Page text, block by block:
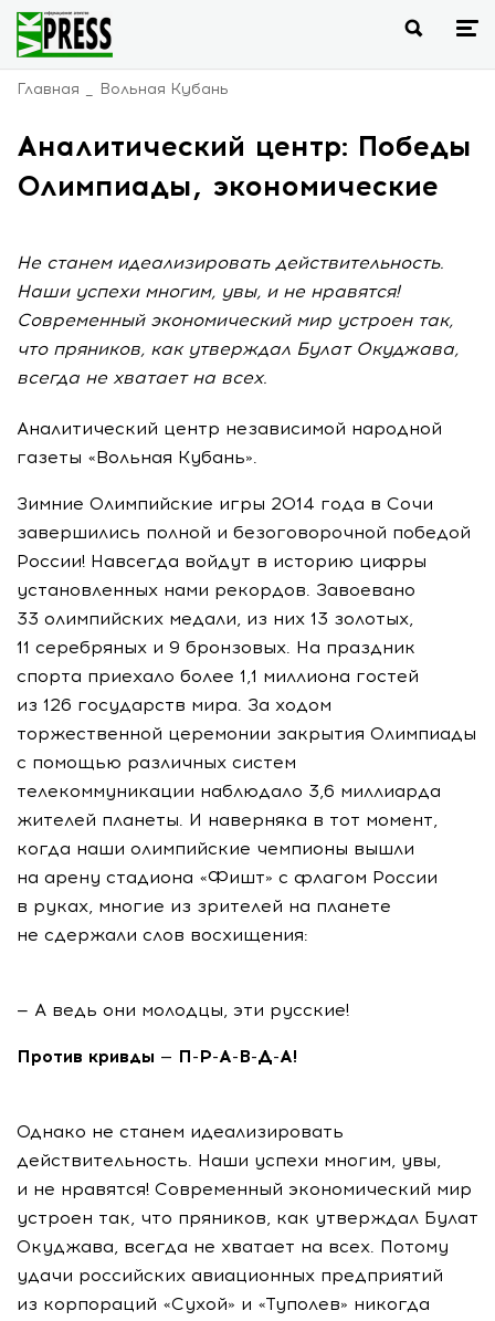
Главная Вольная Кубань
Аналитический центр: Победы
Олимпиады, экономические
Не станем идеализировать действительность.
Наши успехи многим, увы, и не нравятся!
Современный экономический мир устроен так,
что пряников, как утверждал Булат Окуджава,
всегда не хватает на всех.
Аналитический центр независимой народной
газеты «Вольная Кубань».
Зимние Олимпийские игры 2014 года в Сочи
завершились полной и безоговорочной победой
России! Навсегда войдут в историю цифры
установленных нами рекордов. Завоевано
33 олимпийских медали, из них 13 золотых,
11 серебряных и 9 бронзовых. На праздник
спорта приехало более 1,1 миллиона гостей
из 126 государств мира. За ходом
торжественной церемонии закрытия Олимпиады
с помощью различных систем
телекоммуникации наблюдало 3,6 миллиарда
жителей планеты. И наверняка в тот момент,
когда наши олимпийские чемпионы вышли
на арену стадиона «Фишт» с флагом России
в руках, многие из зрителей на планете
не сдержали слов восхищения:
— А ведь они молодцы, эти русские!
Против кривды — П-Р-А-В-Д-А!
Однако не станем идеализировать
действительность. Наши успехи многим, увы,
и не нравятся! Современный экономический мир
устроен так, что пряников, как утверждал Булат
Окуджава, всегда не хватает на всех. Потому
удачи российских авиационных предприятий
из корпораций «Сухой» и «Туполев» никогда